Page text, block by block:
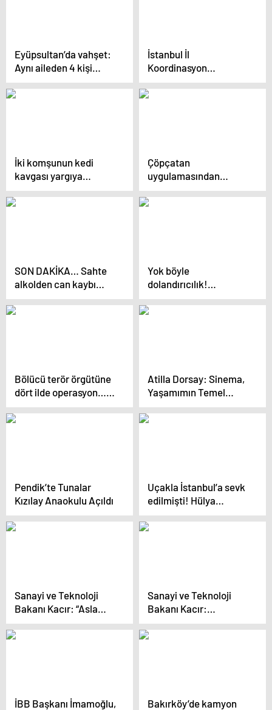
Eyüpsultan’da vahşet:
Aynı aileden 4 kişi
katledildi
İstanbul İl
Koordinasyon
Kurulu’nda Deprem,
Denetimler ve Sosyal
İki komşunun kedi
kavgası yargıya
taşındı! “Seni
öldürürüm, bu evde
Çöpçatan
uygulamasından
buluştukları adamların
banka hesaplarını
SON DAKİKA… Sahte
alkolden can kaybı
38’ye yükseldi! Ölüm
kokteyli yapan
Yok böyle
dolandırıcılık!
Çöpçatan
uygulamasıyla
Bölücü terör örgütüne
dört ilde operasyon…
15 gözaltı var
Atilla Dorsay: Sinema,
Yaşamımın Temel
Uğraşı
Pendik’te Tunalar
Kızılay Anaokulu Açıldı
Uçakla İstanbul’a sevk
edilmişti! Hülya
Koçyiğit’ten dostu Filiz
Akın’a duygu dolu
Sanayi ve Teknoloji
Bakanı Kacır: “Asla
emperyalistlerin
oyunlarına gelmedik,
Sanayi ve Teknoloji
Bakanı Kacır:
“Mazlumları, Sedneya
Hapishanesi’nin ölüm
İBB Başkanı İmamoğlu,
Bakırköy’de kamyon